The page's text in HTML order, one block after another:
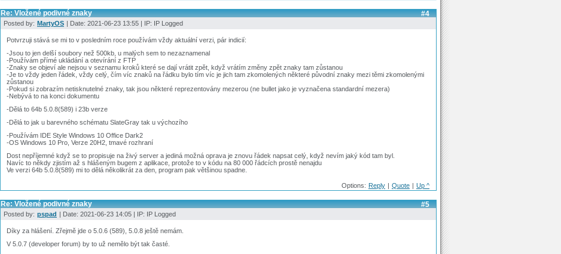
#4
Re: Vložené podivné znaky
Posted by: MartyOS | Date: 2021-06-23 13:55 | IP: IP Logged
Potvrzuji stává se mi to v posledním roce používám vždy aktuální verzi, pár indicií:
-Jsou to jen delší soubory než 500kb, u malých sem to nezaznamenal
-Používám přímé ukládání a otevírání z FTP
-Znaky se objeví ale nejsou v seznamu kroků které se dají vrátit zpět, když vrátím změny zpět znaky tam zůstanou
-Je to vždy jeden řádek, vždy celý, čím víc znaků na řádku bylo tím víc je jich tam zkomolených některé původní znaky mezi těmi zkomolenými
zůstanou
-Pokud si zobrazím netisknutelné znaky, tak jsou některé reprezentovány mezerou (ne bullet jako je vyznačena standardní mezera)
-Nebývá to na konci dokumentu
-Dělá to 64b 5.0.8(589) i 23b verze
-Dělá to jak u barevného schématu SlateGray tak u výchozího
-Používám IDE Style Windows 10 Office Dark2
-OS Windows 10 Pro, Verze 20H2, tmavé rozhraní
Dost nepříjemné když se to propisuje na živý server a jediná možná oprava je znovu řádek napsat celý, když nevím jaký kód tam byl.
Navíc to někdy zjistím až s hlášeným bugem z aplikace, protože to v kódu na 80 000 řádcích prostě nenajdu
Ve verzi 64b 5.0.8(589) mi to dělá několikrát za den, program pak většinou spadne.
Options: Reply | Quote | Up ^
#5
Re: Vložené podivné znaky
Posted by: pspad | Date: 2021-06-23 14:05 | IP: IP Logged
Díky za hlášení. Zřejmě jde o 5.0.6 (589), 5.0.8 ještě nemám.
V 5.0.7 (developer forum) by to už nemělo být tak časté.